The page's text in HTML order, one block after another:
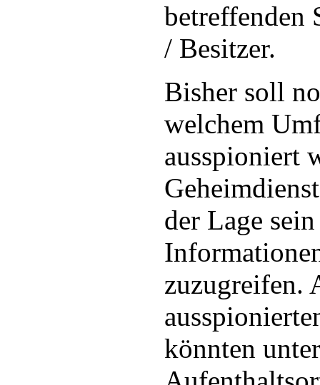
betreffenden
/ Besitzer.
Bisher soll
welchem
ausspioniert
der Lage
zuzugreifen.
könnten